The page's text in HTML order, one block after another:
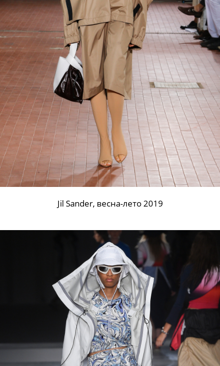
Jil Sander, весна-лето 2019